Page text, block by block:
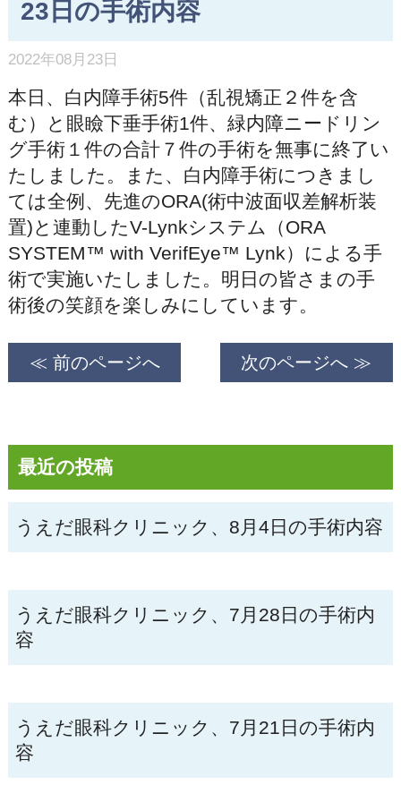
最近の投稿
うえだ眼科クリニック、8月4日の手術内容
うえだ眼科クリニック、7月28日の手術内
容
うえだ眼科クリニック、7月21日の手術内
容
23日の手術内容
2022年08月23日
本日、白内障手術5件（乱視矯正２件を含
む）と眼瞼下垂手術1件、緑内障ニードリン
グ手術１件の合計７件の手術を無事に終了い
たしました。また、白内障手術につきまし
ては全例、先進のORA(術中波面収差解析装
置)と連動したV-Lynkシステム（ORA
SYSTEM™ with VerifEye™ Lynk）による手
術で実施いたしました。明日の皆さまの手
術後の笑顔を楽しみにしています。
≪ 前のページへ 次のページへ ≫